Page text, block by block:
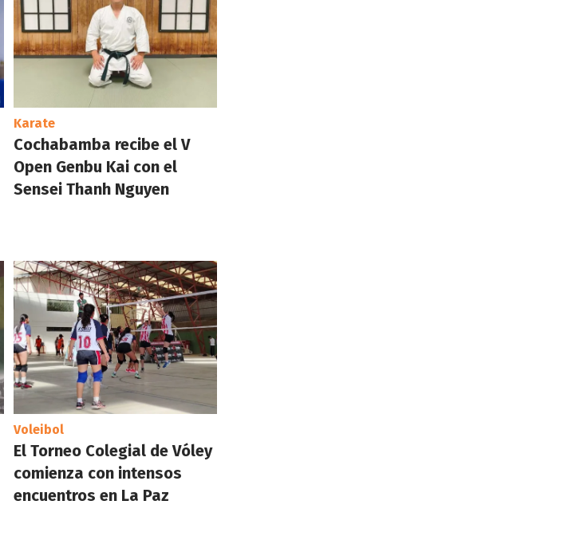
Karate
Cochabamba recibe el V
Open Genbu Kai con el
Sensei Thanh Nguyen
Voleibol
El Torneo Colegial de Vóley
comienza con intensos
encuentros en La Paz